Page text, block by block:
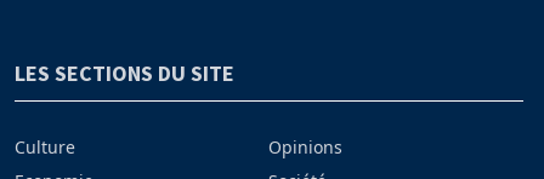
LES SECTIONS DU SITE
Culture
Opinions